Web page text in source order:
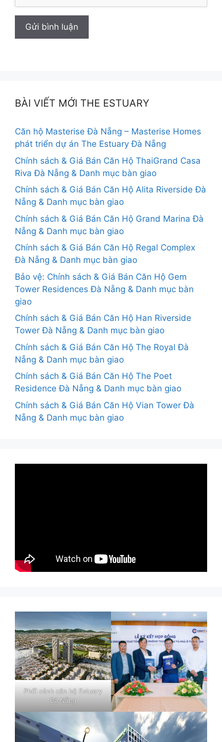
BÀI VIẾT MỚI THE ESTUARY
Căn hộ Masterise Đà Nẵng – Masterise Homes
phát triển dự án The Estuary Đà Nẵng
Chính sách & Giá Bán Căn Hộ ThaiGrand Casa
Riva Đà Nẵng & Danh mục bàn giao
Chính sách & Giá Bán Căn Hộ Alita Riverside Đà
Nẵng & Danh mục bàn giao
Chính sách & Giá Bán Căn Hộ Grand Marina Đà
Nẵng & Danh mục bàn giao
Chính sách & Giá Bán Căn Hộ Regal Complex
Đà Nẵng & Danh mục bàn giao
Bảo vệ: Chính sách & Giá Bán Căn Hộ Gem
Tower Residences Đà Nẵng & Danh mục bàn
giao
Chính sách & Giá Bán Căn Hộ Han Riverside
Tower Đà Nẵng & Danh mục bàn giao
Chính sách & Giá Bán Căn Hộ The Royal Đà
Nẵng & Danh mục bàn giao
Chính sách & Giá Bán Căn Hộ The Poet
Residence Đà Nẵng & Danh mục bàn giao
Chính sách & Giá Bán Căn Hộ Vian Tower Đà
Nẵng & Danh mục bàn giao
Phối cảnh căn hộ Estuary
Đà Nẵng